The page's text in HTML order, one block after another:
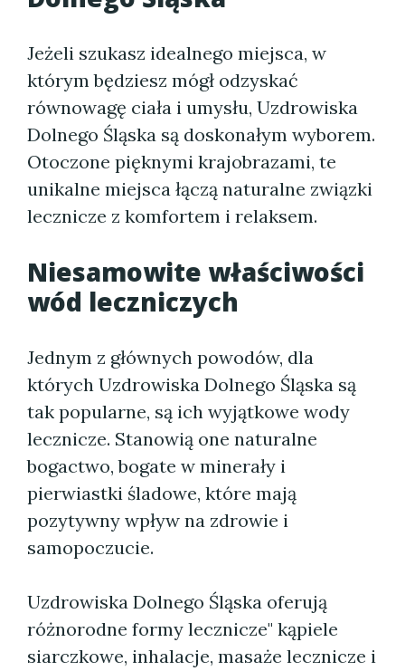
Jeżeli szukasz idealnego miejsca, w
którym będziesz mógł odzyskać
równowagę ciała i umysłu, Uzdrowiska
Dolnego Śląska są doskonałym wyborem.
Otoczone pięknymi krajobrazami, te
unikalne miejsca łączą naturalne związki
lecznicze z komfortem i relaksem.
Niesamowite właściwości
wód leczniczych
Jednym z głównych powodów, dla
których Uzdrowiska Dolnego Śląska są
tak popularne, są ich wyjątkowe wody
lecznicze. Stanowią one naturalne
bogactwo, bogate w minerały i
pierwiastki śladowe, które mają
pozytywny wpływ na zdrowie i
samopoczucie.
Uzdrowiska Dolnego Śląska oferują
różnorodne formy lecznicze" kąpiele
siarczkowe, inhalacje, masaże lecznicze i